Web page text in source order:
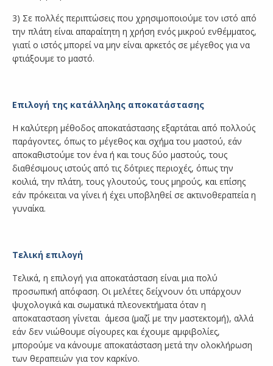
3) Σε πολλές περιπτώσεις που χρησιμοποιούμε τον ιστό από
την πλάτη είναι απαραίτητη η χρήση ενός μικρού ενθέμματος,
γιατί ο ιστός μπορεί να μην είναι αρκετός σε μέγεθος για να
φτιάξουμε το μαστό.
Επιλογή της κατάλληλης αποκατάστασης
Η καλύτερη μέθοδος αποκατάστασης εξαρτάται από πολλούς
παράγοντες, όπως το μέγεθος και σχήμα του μαστού, εάν
αποκαθιστούμε τον ένα ή και τους δύο μαστούς, τους
διαθέσιμους ιστούς από τις δότριες περιοχές, όπως την
κοιλιά, την πλάτη, τους γλουτούς, τους μηρούς, και επίσης
εάν πρόκειται να γίνει ή έχει υποβληθεί σε ακτινοθεραπεία η
γυναίκα.
Τελική επιλογή
Τελικά, η επιλογή για αποκατάσταση είναι μια πολύ
προσωπική απόφαση. Οι μελέτες δείχνουν ότι υπάρχουν
ψυχολογικά και σωματικά πλεονεκτήματα όταν η
αποκατασταση γίνεται άμεσα (μαζί με την μαστεκτομή), αλλά
εάν δεν νιώθουμε σίγουρες και έχουμε αμφιβολίες,
μπορούμε να κάνουμε αποκατάσταση μετά την ολοκλήρωση
των θεραπειών για τον καρκίνο.